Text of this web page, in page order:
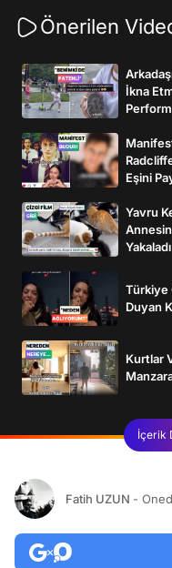
Önerilen
İkna
Eşini
Yavru
Yakaladı
Türkiye
Duyan
Kurtlar
İçerik
Fatih UZUN -